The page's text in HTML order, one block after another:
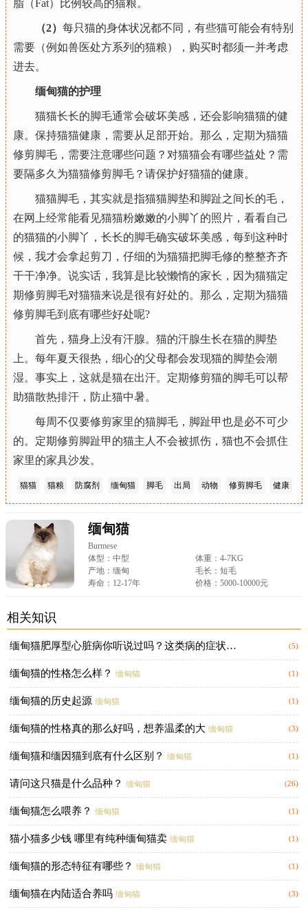
脂（Fat）比例较高的猫粮。
（2） 每只猫的身体状况都不同，有些猫可能会有特别
需要（例如兽医处方系列的猫粮），购买时都须一并考虑
进去。
缅甸猫的护理
猫猫长长的脚毛通常会破坏美感，还会影响猫猫的健
康。保持猫猫健康，需要从足部开始。那么，定期为猫猫
修剪脚毛，需要注意哪些问题？对猫猫会有哪些益处？需
要隔多久为猫猫修剪脚毛？请保护好猫猫的健康。
猫猫脚毛，其实就是指猫猫脚垫和脚趾之间长的毛，
在网上经常能看见猫猫粉嫩嫩的小脚丫的照片，看看自己
的猫猫的小脚丫，长长的脚毛确实破坏美感，每到这种时
候，我才会拿起剪刀，仔细的为猫猫把脚毛修的整整齐齐
干干净净。说实话，我算是比较懒惰的家长，因为猫猫定
期修剪脚毛对猫猫来说是很有好处的。那么，定期为猫猫
修剪脚毛到底有哪些好处呢?
首先，猫身上没有汗腺。猫的汗腺生长在猫的脚垫
上。每年夏天很热，细心的父母都会发现猫的脚垫会潮
湿。事实上，这就是猫在出汗。定期修剪猫的脚毛可以帮
助猫散热排汗，防止猫中暑。
每周不仅要修剪家里的猫脚毛，脚趾甲也是必不可少
的。定期修剪脚趾甲的猫主人不会被抓伤，猫也不会抓住
家里的家具沙发。
猫猫 猫粮 防腐剂 缅甸猫 脚毛 出局 动物 修剪脚毛
健康
肉类
缅甸猫
Burmese
体型：中型
体重：4-7KG
产地：缅甸
毛长：短毛
寿命：12-17年
价格：5000-10000元
相关知识
缅甸猫肥厚型心脏病你听说过吗？这类病的症状有哪些？ 缅甸猫
(5)
缅甸猫的性格怎么样？ 缅甸猫 (1)
缅甸猫的历史起源 缅甸猫 (1)
缅甸猫的性格真的那么好吗，想养温柔的大 缅甸猫 (3)
缅甸猫和缅因猫到底有什么区别？ 缅甸猫 (1)
请问这只猫是什么品种？ 缅甸猫 (26)
缅甸猫怎么喂养？ 缅甸猫 (1)
猫小猫多少钱 哪里有纯种缅甸猫卖 缅甸猫 (1)
缅甸猫的形态特征有哪些？ 缅甸猫 (1)
缅甸猫在内陆适合养吗 缅甸猫 (3)